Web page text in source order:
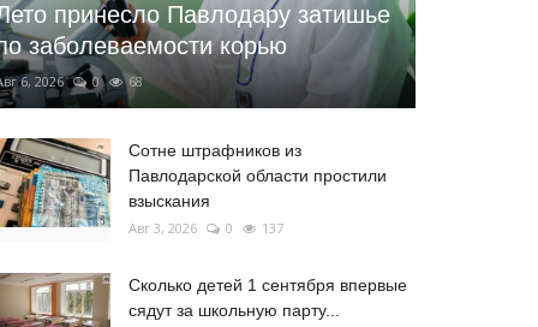
принесло Павлодару затишье
заболеваемости корью
6, 2026 0 68
Сотне штрафников из
Павлодарской области простили
взыскания
Авг 3, 2026 0 137
Сколько детей 1 сентября впервые
сядут за школьную парту...